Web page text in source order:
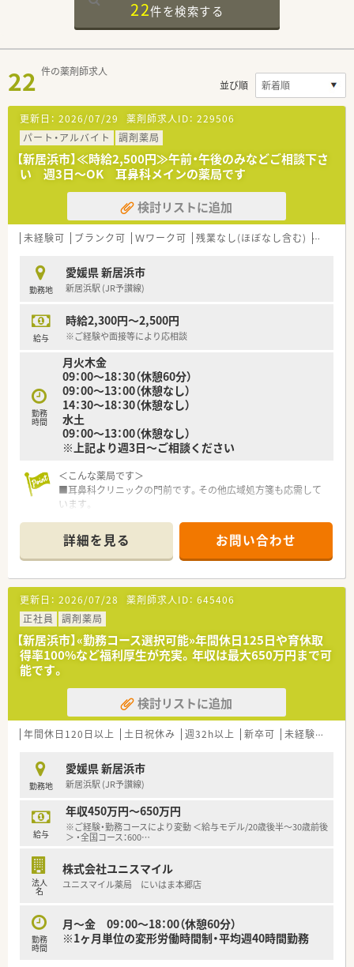
22件を検索する
22 件の薬剤師求人
並び順
更新日： 2026/07/29 薬剤師求人ID： 229506
パート・アルバイト
調剤薬局
【新居浜市】≪時給2,500円≫午前・午後のみなどご相談下さ
い 週3日～OK 耳鼻科メインの薬局です
検討リストに追加
未経験可 ブランク可 Ｗワーク可 残業なし(ほぼなし含む) 転勤な
勤務地
愛媛県 新居浜市
新居浜駅 (JR予讃線)
給与
時給2,300円～2,500円
※ご経験や面接等により応相談
勤務
時間
月火木金
09：00～18：30（休憩60分）
09：00～13：00（休憩なし）
14：30～18：30（休憩なし）
水土
09：00～13：00（休憩なし）
※上記より週3日～ご相談ください
＜こんな薬局です＞
■耳鼻科クリニックの門前です。その他広域処方箋も応需して
います。
です。
■投薬台は2台あり、座り投薬が可能です。
■薬剤師は常勤3名、事務2.5名体制です。
■電子薬歴・自動分包機を導入済みです。
＜業務内容＞
■調剤・監査・投薬・薬歴管理等をお願いいたします。
■処方箋枚数は120枚/日程度です。
＜法人概要＞
■愛媛県新居浜市のエリアにて2店舗展開中の薬局です。
詳細を見る お問い合わせ
更新日： 2026/07/28 薬剤師求人ID： 645406
正社員
調剤薬局
【新居浜市】«勤務コース選択可能»年間休日125日や育休取
得率100%など福利厚生が充実。年収は最大650万円まで可
能です。
検討リストに追加
年間休日120日以上 土日祝休み 週32h以上 新卒可 未経験可
勤務地
愛媛県 新居浜市
新居浜駅 (JR予讃線)
給与
年収450万円～650万円
※ご経験・勤務コースにより変動 ＜給与モデル/20歳後半～30歳前後
＞ ・全国コース：600…
法人
名
株式会社ユニスマイル
ユニスマイル薬局 にいはま本郷店
勤務
時間
月～金 09：00～18：00（休憩60分）
※1ヶ月単位の変形労働時間制・平均週40時間勤務